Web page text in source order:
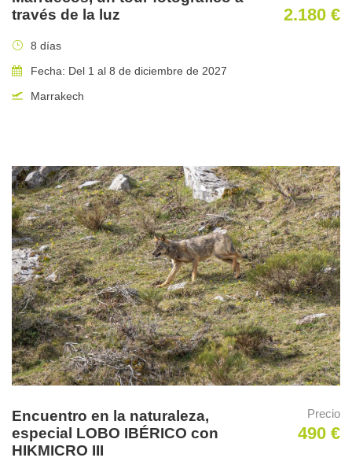
través de la luz
2.180 €
8 días
Fecha: Del 1 al 8 de diciembre de 2027
Marrakech
Encuentro en la naturaleza,
especial LOBO IBÉRICO con
HIKMICRO III
Precio
490 €